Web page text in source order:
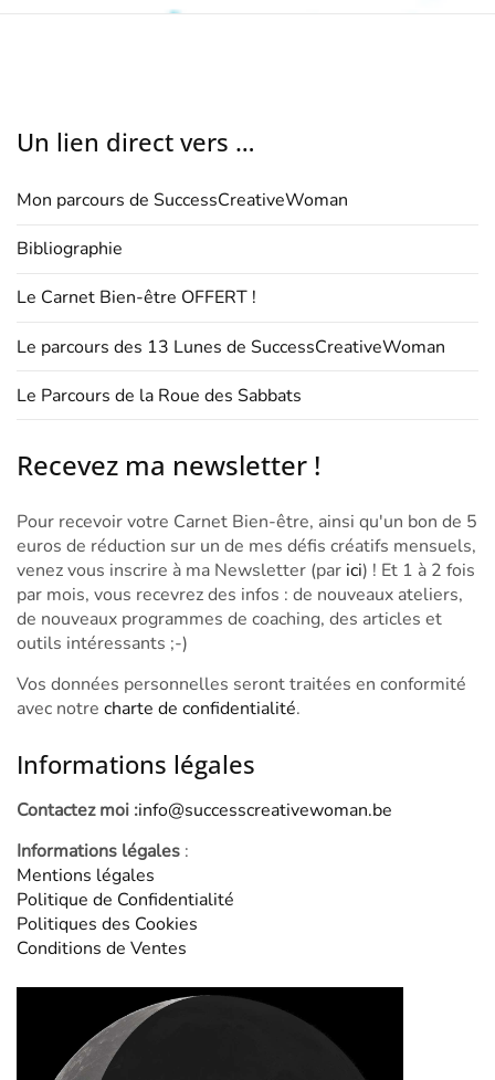
Un lien direct vers …
Mon parcours de SuccessCreativeWoman
Bibliographie
Le Carnet Bien-être OFFERT !
Le parcours des 13 Lunes de SuccessCreativeWoman
Le Parcours de la Roue des Sabbats
Recevez ma newsletter !
Pour recevoir votre Carnet Bien-être, ainsi qu'un bon de 5
euros de réduction sur un de mes défis créatifs mensuels,
venez vous inscrire à ma Newsletter (par ici) ! Et 1 à 2 fois
par mois, vous recevrez des infos : de nouveaux ateliers,
de nouveaux programmes de coaching, des articles et
outils intéressants ;-)
Vos données personnelles seront traitées en conformité
avec notre charte de confidentialité.
Informations légales
Contactez moi :info@successcreativewoman.be
Informations légales :
Mentions légales
Politique de Confidentialité
Politiques des Cookies
Conditions de Ventes